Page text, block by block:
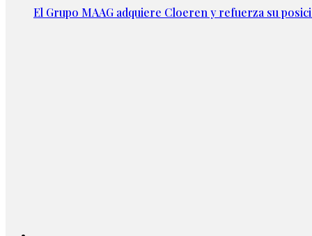
El Grupo MAAG adquiere Cloeren y refuerza su